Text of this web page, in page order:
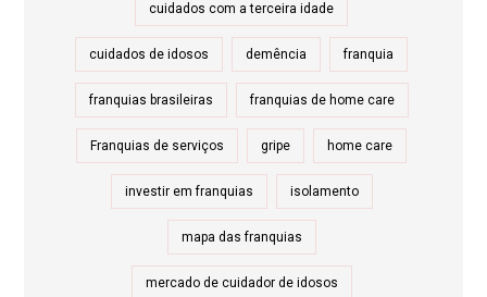
cuidados com a terceira idade
cuidados de idosos demência franquia
franquias brasileiras franquias de home care
Franquias de serviços gripe home care
investir em franquias isolamento
mapa das franquias
mercado de cuidador de idosos